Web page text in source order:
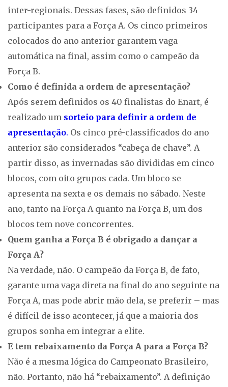
inter-regionais. Dessas fases, são definidos 34
participantes para a Força A. Os cinco primeiros
colocados do ano anterior garantem vaga
automática na final, assim como o campeão da
Força B.
Como é definida a ordem de apresentação?
Após serem definidos os 40 finalistas do Enart, é
realizado um sorteio para definir a ordem de
apresentação. Os cinco pré-classificados do ano
anterior são considerados “cabeça de chave”. A
partir disso, as invernadas são divididas em cinco
blocos, com oito grupos cada. Um bloco se
apresenta na sexta e os demais no sábado. Neste
ano, tanto na Força A quanto na Força B, um dos
blocos tem nove concorrentes.
Quem ganha a Força B é obrigado a dançar a
Força A?
Na verdade, não. O campeão da Força B, de fato,
garante uma vaga direta na final do ano seguinte na
Força A, mas pode abrir mão dela, se preferir – mas
é difícil de isso acontecer, já que a maioria dos
grupos sonha em integrar a elite.
E tem rebaixamento da Força A para a Força B?
Não é a mesma lógica do Campeonato Brasileiro,
não. Portanto, não há “rebaixamento”. A definição